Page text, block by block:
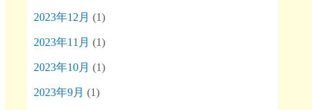
2023年12月 (1)
2023年11月 (1)
2023年10月 (1)
2023年9月 (1)